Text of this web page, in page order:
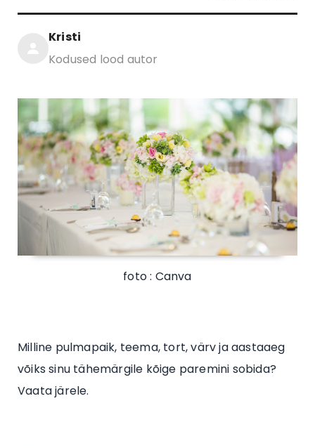
Kristi
Kodused lood autor
foto : Canva
Milline pulmapaik, teema, tort, värv ja aastaaeg
võiks sinu tähemärgile kõige paremini sobida?
Vaata järele.